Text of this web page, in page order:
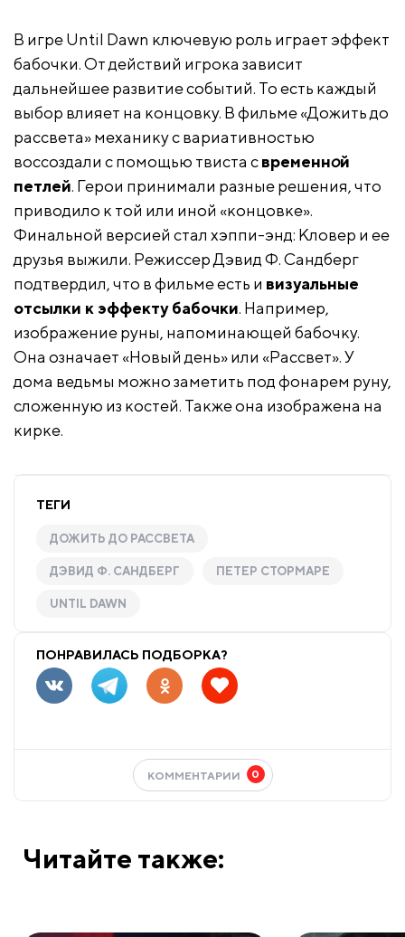
В игре Until Dawn ключевую роль играет эффект
бабочки. От действий игрока зависит
дальнейшее развитие событий. То есть каждый
выбор влияет на концовку. В фильме «Дожить до
рассвета» механику с вариативностью
воссоздали с помощью твиста свременной
петлей. Герои принимали разные решения, что
приводило к той или иной «концовке».
Финальной версией стал хэппи-энд: Кловер и ее
друзья выжили. Режиссер Дэвид Ф. Сандберг
подтвердил, что в фильме есть и визуальные
отсылки к эффекту бабочки. Например,
изображение руны, напоминающей бабочку.
Она означает «Новый день» или «Рассвет». У
дома ведьмы можно заметить под фонарем руну,
сложенную из костей. Также она изображена на
кирке.
ТЕГИ
ДОЖИТЬ ДО РАССВЕТА
ДЭВИД Ф. САНДБЕРГ ПЕТЕР СТОРМАРЕ
UNTIL DAWN
ПОНРАВИЛАСЬ ПОДБОРКА?
КОММЕНТАРИИ 0
Читайте также: